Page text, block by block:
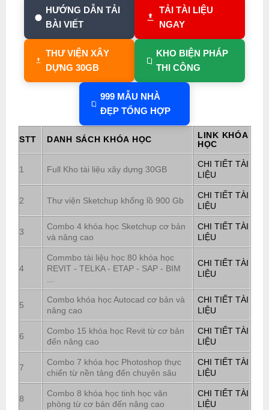
HƯỚNG DẪN TẢI
BÀI VIẾT
TẢI TÀI LIỆU
NGAY
THƯ VIỆN XÂY
DỰNG 30GB
KHO BIỆN PHÁP
THI CÔNG
999 MẪU NHÀ
ĐẸP TỔNG HỢP
STT DANH SÁCH KHÓA HỌC
LINK KHÓA
HỌC
1 Full Kho tài liệu xây dựng 30GB
CHI TIẾT TÀI
LIỆU
2 Thư viện Sketchup khổng lồ 900 Gb
CHI TIẾT TÀI
LIỆU
3
Combo 4 khóa học Sketchup cơ bản
và nâng cao
CHI TIẾT TÀI
LIỆU
4
Commbo tài liệu học 80 khóa học
REVIT - TELKA - ETAP - SAP - BIM
...
CHI TIẾT TÀI
LIỆU
5
Combo khóa học Autocad cơ bản và
nâng cao
CHI TIẾT TÀI
LIỆU
6
Combo 15 khóa học Revit từ cơ bản
đến nâng cao
CHI TIẾT TÀI
LIỆU
7
Combo 7 khóa học Photoshop thực
chiến từ nền tảng đến chuyên sâu
CHI TIẾT TÀI
LIỆU
8
Combo 8 khóa học tinh học văn
phòng từ cơ bản đến nâng cao
CHI TIẾT TÀI
LIỆU